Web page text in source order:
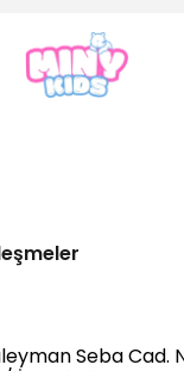
Seba Cad.